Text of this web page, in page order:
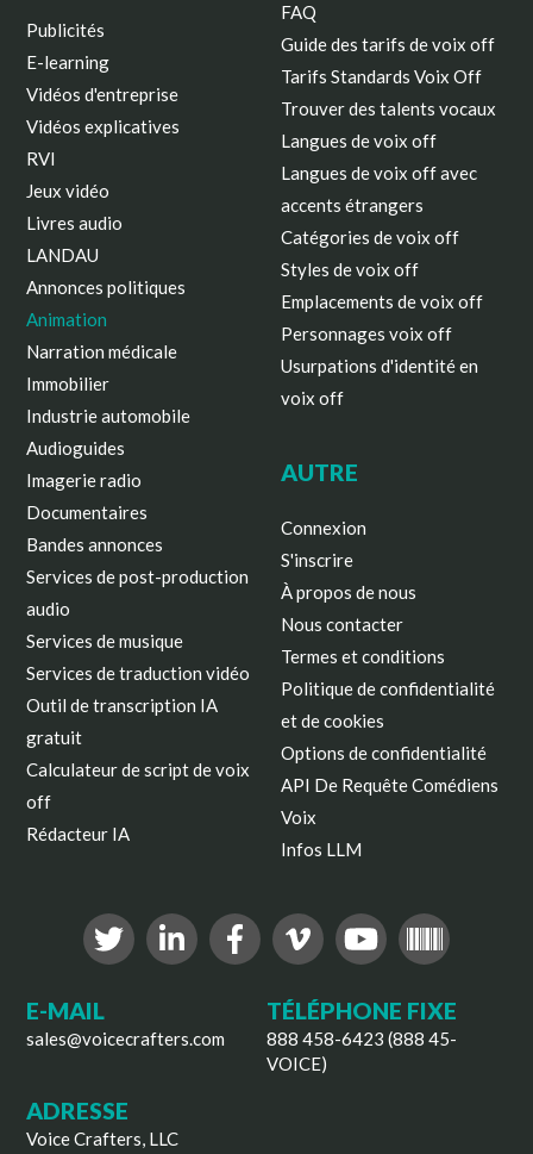
Publicités
E-learning
Vidéos d'entreprise
Vidéos explicatives
RVI
Jeux vidéo
Livres audio
LANDAU
Annonces politiques
Animation
Narration médicale
Immobilier
Industrie automobile
Audioguides
Imagerie radio
Documentaires
Bandes annonces
Services de post-production
audio
Services de musique
Services de traduction vidéo
Outil de transcription IA
gratuit
Calculateur de script de voix
off
Rédacteur IA
FAQ
Guide des tarifs de voix off
Tarifs Standards Voix Off
Trouver des talents vocaux
Langues de voix off
Langues de voix off avec
accents étrangers
Catégories de voix off
Styles de voix off
Emplacements de voix off
Personnages voix off
Usurpations d'identité en
voix off
AUTRE
Connexion
S'inscrire
À propos de nous
Nous contacter
Termes et conditions
Politique de confidentialité
et de cookies
Options de confidentialité
API De Requête Comédiens
Voix
Infos LLM
E-MAIL
sales@voicecrafters.com
TÉLÉPHONE FIXE
888 458-6423 (888 45-
VOICE)
ADRESSE
Voice Crafters, LLC